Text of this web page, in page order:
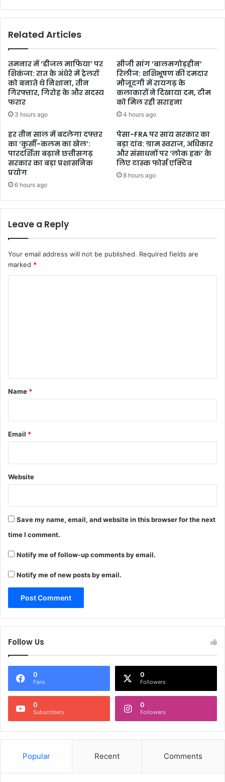
Related Articles
तमनार में ‘डीजल माफिया’ पर
शिकंजा: रात के अंधेरे में ट्रेलरों
को बनाते थे निशाना, तीन
गिरफ्तार, गिरोह के और सदस्य
फरार
3 hours ago
सीजी सांग ‘बालमगोड़हीन’
रिलीज: शशिभूषण की दमदार
मौजूदगी में रायगढ़ के
कलाकारों ने दिखाया दम, टीम
को मिल रही सराहना
4 hours ago
हर तीन साल में बदलेगा दफ्तर
का ‘कुर्सी-कलम का खेल’:
पारदर्शिता बढ़ाने छत्तीसगढ़
सरकार का बड़ा प्रशासनिक
प्रयोग
6 hours ago
पेसा-FRA पर साय सरकार का
बड़ा दांव: ग्राम स्वराज, अधिकार
और संसाधनों पर ‘लोक हक’ के
लिए टास्क फोर्स एक्टिव
8 hours ago
Leave a Reply
Your email address will not be published. Required fields are
marked *
*
Name *
Email *
Website
Save my name, email, and website in this browser for the next
time I comment.
Notify me of follow-up comments by email.
Notify me of new posts by email.
Follow Us
0
Fans
0
Followers
0
Subscribers
0
Followers
Popular Recent Comments